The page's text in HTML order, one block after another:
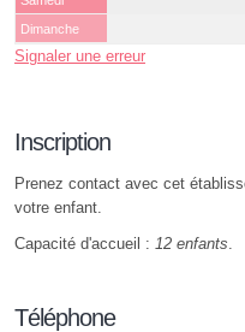
Dimanche
Signaler une erreur
Inscription
Prenez contact avec cet
votre enfant.
Capacité d'accueil : 12 enfants
Téléphone